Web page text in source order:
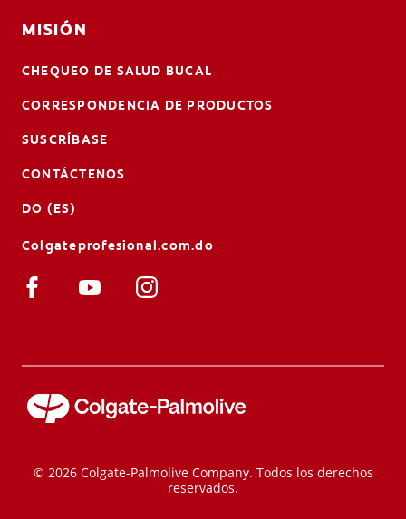
MISIÓN
CHEQUEO DE SALUD BUCAL
CORRESPONDENCIA DE PRODUCTOS
SUSCRÍBASE
CONTÁCTENOS
DO (ES)
Colgateprofesional.com.do
© 2026 Colgate-Palmolive Company. Todos los derechos
reservados.